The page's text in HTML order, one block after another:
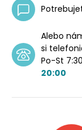
Alebo
si
Po-St
20:00